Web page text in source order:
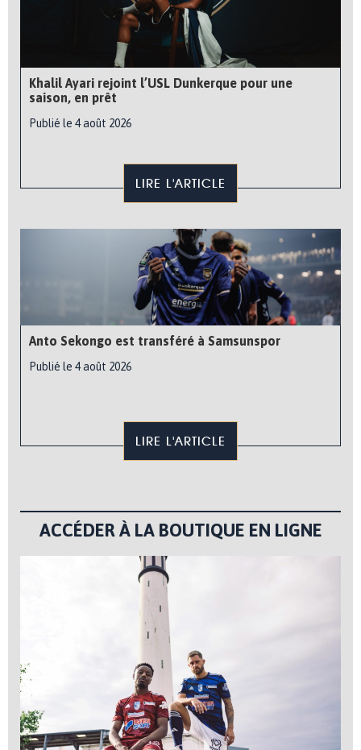
Khalil Ayari rejoint l’USL Dunkerque pour une
saison, en prêt
Publié le 4 août 2026
LIRE L'ARTICLE
Anto Sekongo est transféré à Samsunspor
Publié le 4 août 2026
LIRE L'ARTICLE
ACCÉDER À LA BOUTIQUE EN LIGNE